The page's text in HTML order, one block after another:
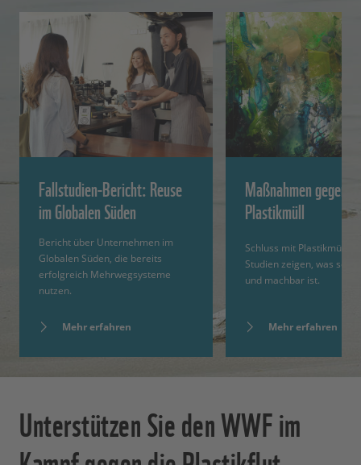
Fallstudien-Bericht: Reuse
im Globalen Süden
Bericht über Unternehmen im
Globalen Süden, die bereits
erfolgreich Mehrwegsysteme
nutzen.
Mehr erfahren
Maßnahmen gegen
Plastikmüll
Schluss mit Plastikmüll:
Studien zeigen, was
und machbar ist.
Mehr erfahren
Unterstützen Sie den WWF im